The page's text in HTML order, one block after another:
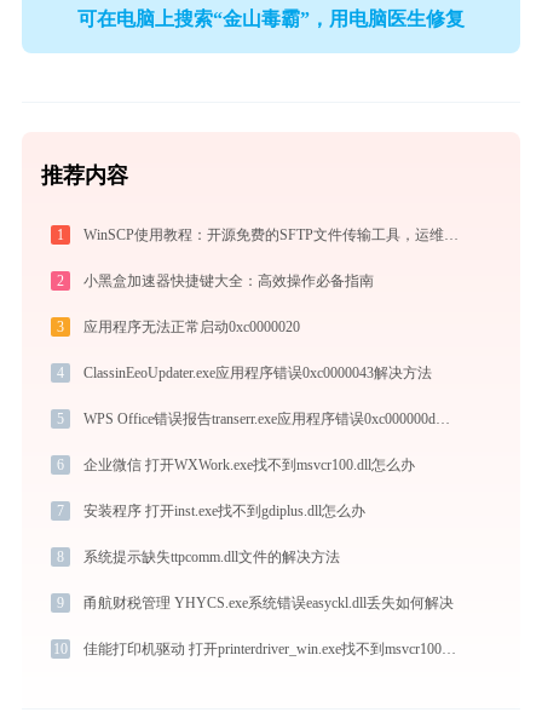
可在电脑上搜索“金山毒霸”，用电脑医生修复
推荐内容
1 WinSCP使用教程：开源免费的SFTP文件传输工具，运维必备远程管理利器
2 小黑盒加速器快捷键大全：高效操作必备指南
3 应用程序无法正常启动0xc0000020
4 ClassinEeoUpdater.exe应用程序错误0xc0000043解决方法
5 WPS Office错误报告transerr.exe应用程序错误0xc000000d解决方法
6 企业微信 打开WXWork.exe找不到msvcr100.dll怎么办
7 安装程序 打开inst.exe找不到gdiplus.dll怎么办
8 系统提示缺失ttpcomm.dll文件的解决方法
9 甬航财税管理 YHYCS.exe系统错误easyckl.dll丢失如何解决
10 佳能打印机驱动 打开printerdriver_win.exe找不到msvcr100.dll怎么办